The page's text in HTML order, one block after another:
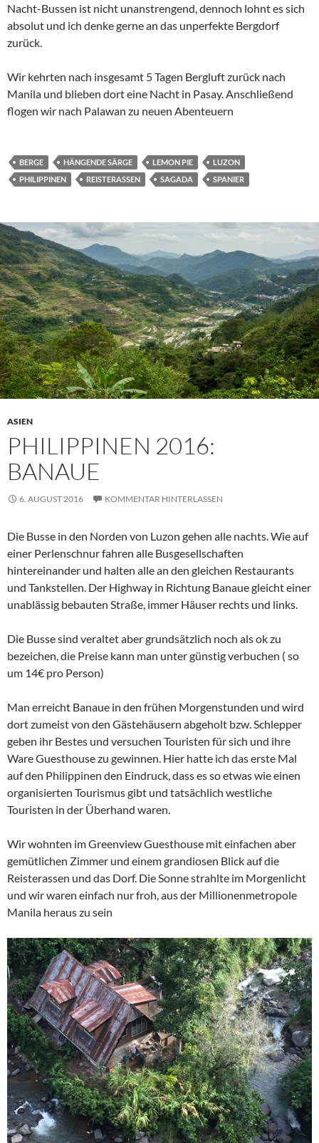
Nacht-Bussen ist nicht unanstrengend, dennoch lohnt es sich
absolut und ich denke gerne an das unperfekte Bergdorf
zurück.
Wir kehrten nach insgesamt 5 Tagen Bergluft zurück nach
Manila und blieben dort eine Nacht in Pasay. Anschließend
flogen wir nach Palawan zu neuen Abenteuern
BERGE HÄNGENDE SÄRGE LEMON PIE
LUZON
PHILIPPINEN
REISTERASSEN SAGADA SPANIER
ASIEN
PHILIPPINEN 2016:
BANAUE
6. AUGUST 2016 KOMMENTAR HINTERLASSEN
Die Busse in den Norden von Luzon gehen alle nachts. Wie auf
einer Perlenschnur fahren alle Busgesellschaften
hintereinander und halten alle an den gleichen Restaurants
und Tankstellen. Der Highway in Richtung Banaue gleicht einer
unablässig bebauten Straße, immer Häuser rechts und links.
Die Busse sind veraltet aber grundsätzlich noch als ok zu
bezeichen, die Preise kann man unter günstig verbuchen ( so
um 14€ pro Person)
Man erreicht Banaue in den frühen Morgenstunden und wird
dort zumeist von den Gästehäusern abgeholt bzw. Schlepper
geben ihr Bestes und versuchen Touristen für sich und ihre
Ware Guesthouse zu gewinnen. Hier hatte ich das erste Mal
auf den Philippinen den Eindruck, dass es so etwas wie einen
organisierten Tourismus gibt und tatsächlich westliche
Touristen in der Überhand waren.
Wir wohnten im Greenview Guesthouse mit einfachen aber
gemütlichen Zimmer und einem grandiosen Blick auf die
Reisterassen und das Dorf. Die Sonne strahlte im Morgenlicht
und wir waren einfach nur froh, aus der Millionenmetropole
Manila heraus zu sein